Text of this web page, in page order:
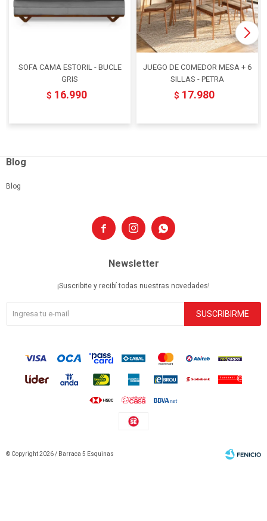
SOFA CAMA ESTORIL - BUCLE
GRIS
$ 16.990
JUEGO DE COMEDOR MESA + 6
SILLAS - PETRA
$ 17.980
  
Blog
Blog
Newsletter
¡Suscribite y recibí todas nuestras novedades!
SUSCRIBIRME
© Copyright 2026 / Barraca 5 Esquinas